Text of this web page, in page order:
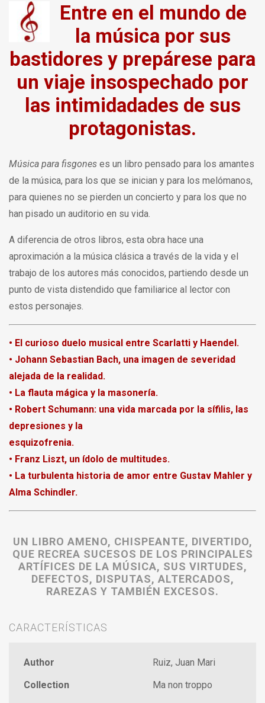
Entre en el mundo de
la música por sus
bastidores y prepárese para
un viaje insospechado por
las intimidadades de sus
protagonistas.
Música para fisgones es un libro pensado para los amantes
de la música, para los que se inician y para los melómanos,
para quienes no se pierden un concierto y para los que no
han pisado un auditorio en su vida.
A diferencia de otros libros, esta obra hace una
aproximación a la música clásica a través de la vida y el
trabajo de los autores más conocidos, partiendo desde un
punto de vista distendido que familiarice al lector con
estos personajes.
• El curioso duelo musical entre Scarlatti y Haendel.
• Johann Sebastian Bach, una imagen de severidad
alejada de la realidad.
• La flauta mágica y la masonería.
• Robert Schumann: una vida marcada por la sífilis, las
depresiones y la
esquizofrenia.
• Franz Liszt, un ídolo de multitudes.
• La turbulenta historia de amor entre Gustav Mahler y
Alma Schindler.
UN LIBRO AMENO, CHISPEANTE, DIVERTIDO,
QUE RECREA SUCESOS DE LOS PRINCIPALES
ARTÍFICES DE LA MÚSICA, SUS VIRTUDES,
DEFECTOS, DISPUTAS, ALTERCADOS,
RAREZAS Y TAMBIÉN EXCESOS.
CARACTERÍSTICAS
Author
Ruiz, Juan Mari
Collection
Ma non troppo